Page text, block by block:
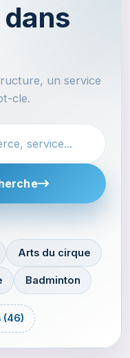
un service
cle.
Arts du cirque
Badminton
(46)